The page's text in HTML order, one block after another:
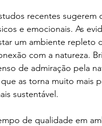
| SchoolAdvisor Aubrick
School Escola Eduque |
recentes sugerem
e emocionais. As
um ambiente repleto
com a natureza.
de admiração pela
as torna muito mais
sustentável.
de qualidade em